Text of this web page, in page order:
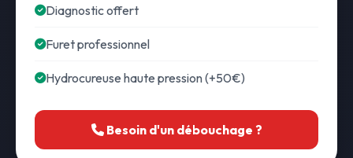
Diagnostic offert
Furet professionnel
Hydrocureuse haute pression (+50€)
Besoin d'un débouchage ?